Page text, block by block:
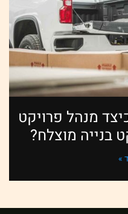
מנהל פרויקט
בנייה מוצלח?
»